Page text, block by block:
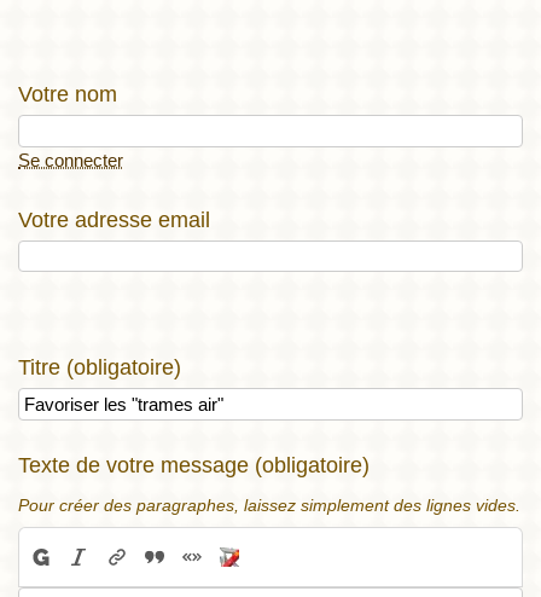
Votre nom
Se connecter
Votre adresse email
Titre (obligatoire)
Texte de votre message (obligatoire)
Pour créer des paragraphes, laissez simplement des lignes vides.